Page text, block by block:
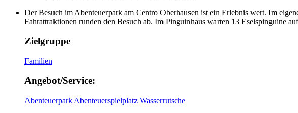
Der Besuch im Abenteuerpark am Centro Oberhausen ist ein Erlebnis wert. Im
Fahrattraktionen runden den Besuch ab. Im Pinguinhaus warten 13 Eselspinguine
Zielgruppe
Familien
Angebot/Service:
Abenteuerpark Abenteuerspielplatz Wasserrutsche